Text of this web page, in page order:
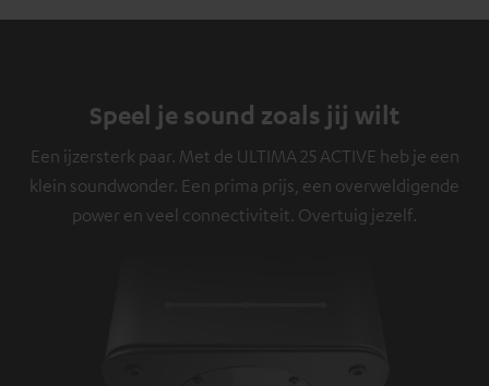
Speel je sound zoals jij wilt
Een ijzersterk paar. Met de ULTIMA 25 ACTIVE heb je een
klein soundwonder. Een prima prijs, een overweldigende
power en veel connectiviteit. Overtuig jezelf.